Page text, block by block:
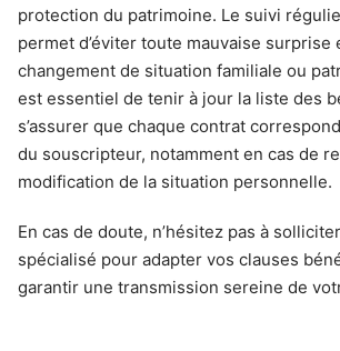
protection du patrimoine. Le suivi
permet d’éviter toute mauvaise surprise
changement de situation familiale ou
est essentiel de tenir à jour la liste des
s’assurer que chaque contrat
du souscripteur, notamment en cas de
modification de la situation personnelle.
En cas de doute, n’hésitez pas à
spécialisé pour adapter vos clauses
garantir une transmission sereine de